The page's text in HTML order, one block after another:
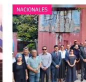
NACIONALES